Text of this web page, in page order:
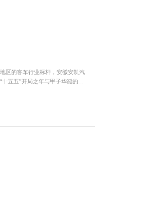
区的客车行业标杆，安徽安凯汽
五五”开局之年与甲子华诞的历